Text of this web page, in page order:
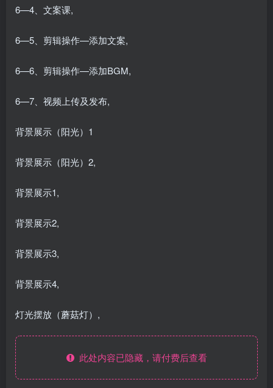
6—4、文案课,
6—5、剪辑操作—添加文案,
6—6、剪辑操作—添加BGM,
6—7、视频上传及发布,
背景展示（阳光）1
背景展示（阳光）2,
背景展示1,
背景展示2,
背景展示3,
背景展示4,
灯光摆放（蘑菇灯）,
此处内容已隐藏，请付费后查看